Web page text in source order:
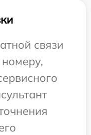
связи